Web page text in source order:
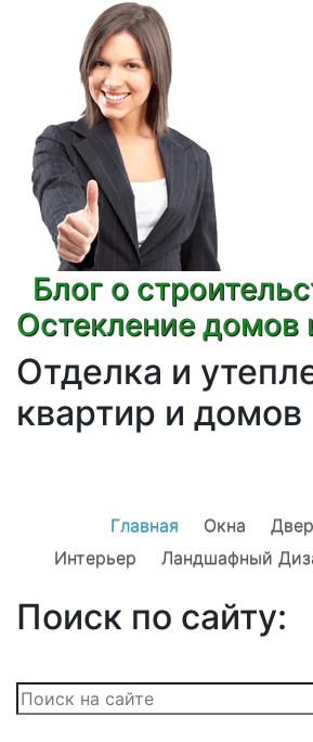
Блог о
Остекление домов
Отделка и
квартир и домов
Главная Окна
Интерьер
Ландшафный
Поиск по сайту: